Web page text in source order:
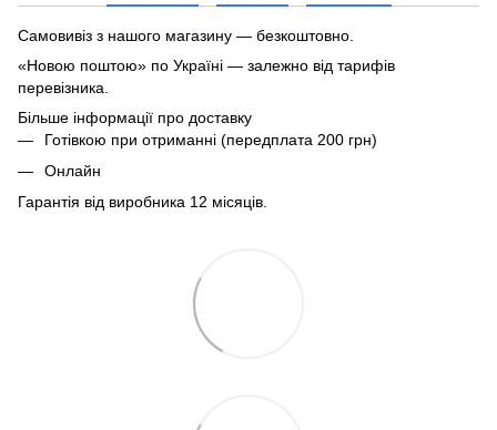
Самовивіз з нашого магазину — безкоштовно.
«Новою поштою» по Україні — залежно від тарифів
перевізника.
Більше інформації про доставку
Готівкою при отриманні (передплата 200 грн)
Онлайн
Гарантія від виробника 12 місяців.